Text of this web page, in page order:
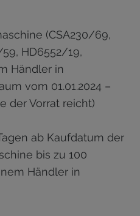
(CSA230/69,
HD6552/19,
Händler in
vom 01.01.2024 –
der Vorrat reicht)
ab Kaufdatum der
bis zu 100
Händler in